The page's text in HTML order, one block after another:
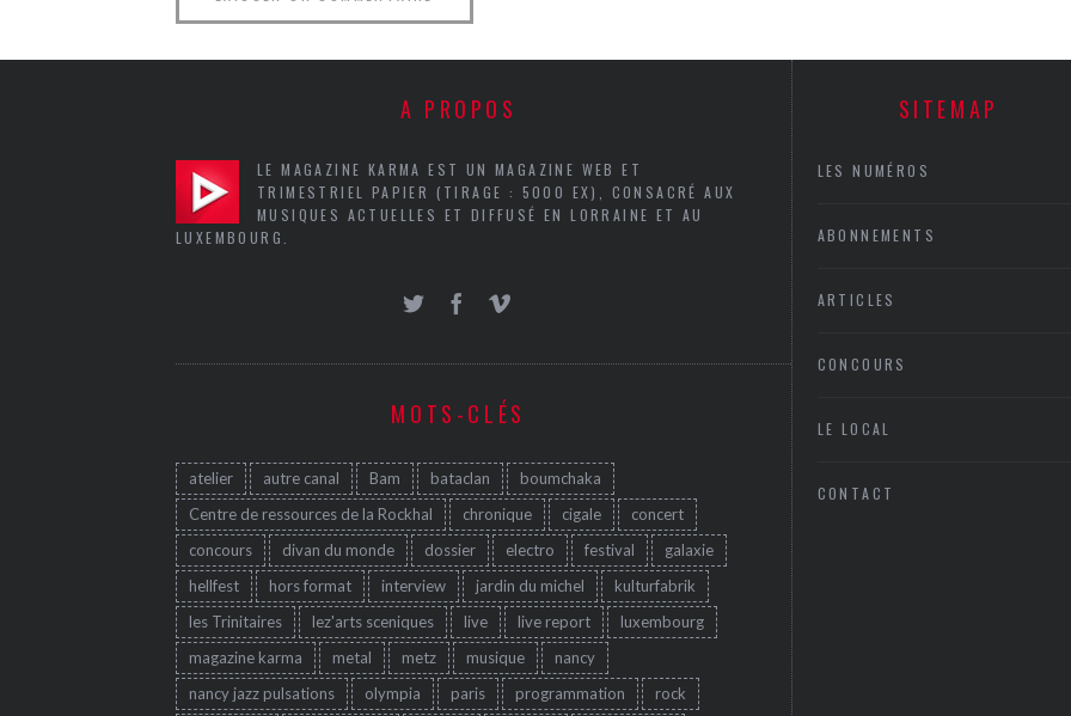
A PROPOS
LE MAGAZINE KARMA EST UN MAGAZINE WEB ET
TRIMESTRIEL PAPIER (TIRAGE : 5000 EX), CONSACRÉ AUX
MUSIQUES ACTUELLES ET DIFFUSÉ EN LORRAINE ET AU
LUXEMBOURG.
MOTS-CLÉS
atelier autre canal Bam bataclan
boumchaka
Centre de ressources de la Rockhal
chronique cigale
concert
concours
divan du monde dossier electro festival
galaxie
hellfest
hors format interview jardin du michel
kulturfabrik
les Trinitaires
lez'arts sceniques live live report
luxembourg
magazine karma
metal metz musique
nancy
nancy jazz pulsations
olympia paris programmation rock
SITEMAP
LES NUMÉROS
ABONNEMENTS
ARTICLES
CONCOURS
LE LOCAL
CONTACT